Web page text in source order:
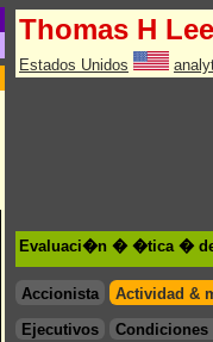
Thomas H Lee
Estados Unidos
Evaluaci�n � �tica �
Accionista
Actividad &
Ejecutivos
Condiciones